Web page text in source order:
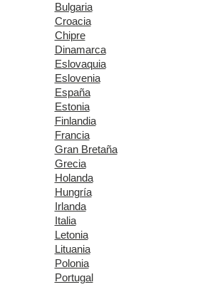
Bulgaria
Croacia
Chipre
Dinamarca
Eslovaquia
Eslovenia
España
Estonia
Finlandia
Francia
Gran Bretaña
Grecia
Holanda
Hungría
Irlanda
Italia
Letonia
Lituania
Polonia
Portugal